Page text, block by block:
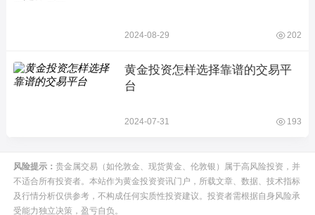
2024-08-29 202
黄金投资怎样选择靠谱的交易平
台
2024-07-31 193
风险提示： 贵金属交易（如伦敦金、现货黄金、伦敦银）属于高风险投资，并
不适合所有投资者。本站作为黄金投资资讯门户，所载文章、数据、技术指标
及行情分析仅供参考，不构成任何实质性投资建议。投资者需根据自身风险承
受能力独立决策，盈亏自负。